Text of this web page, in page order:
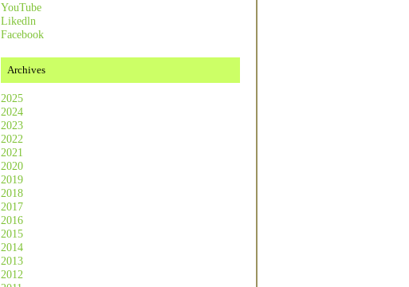
YouTube
Likedln
Facebook
Archives
2025
2024
2023
2022
2021
2020
2019
2018
2017
2016
2015
2014
2013
2012